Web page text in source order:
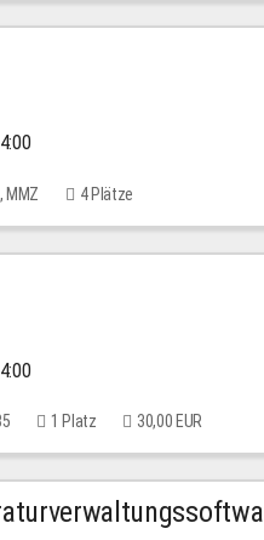
MMZ 4 Plätze
1 Platz 30,00 EUR